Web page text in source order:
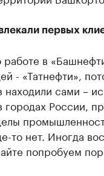
первых
в
- «Татнефти»,
находили сами –
городах России,
то нет. Иногда
попробуем